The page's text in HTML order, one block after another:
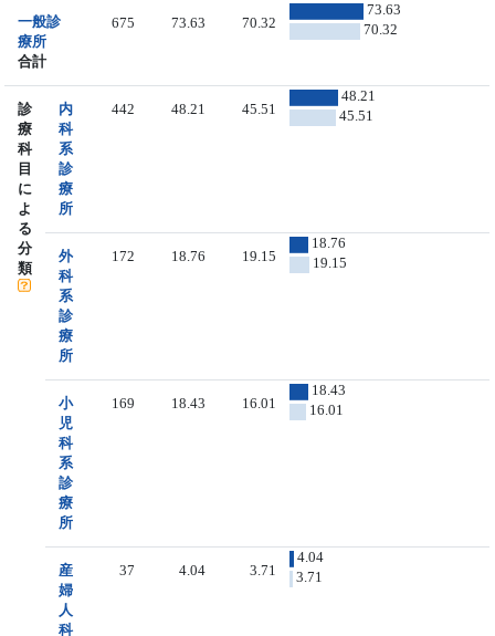
一般診
療所
合計
675 73.63 70.32
73.63
70.32
診
療
科
目
に
よ
る
分
類
内
科
系
診
療
所
442 48.21 45.51
48.21
45.51
外
科
系
診
療
所
172 18.76 19.15
18.76
19.15
小
児
科
系
診
療
所
169 18.43 16.01
18.43
16.01
産
婦
人
科
37 4.04 3.71
4.04
3.71